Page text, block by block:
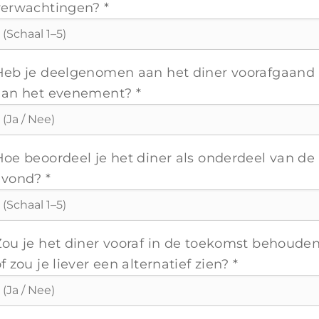
*
je deelgenomen aan het diner voorafgaand
het evenement? *
beoordeel je het diner als onderdeel van de
*
je het diner vooraf in de toekomst behouden
zou je liever een alternatief zien? *